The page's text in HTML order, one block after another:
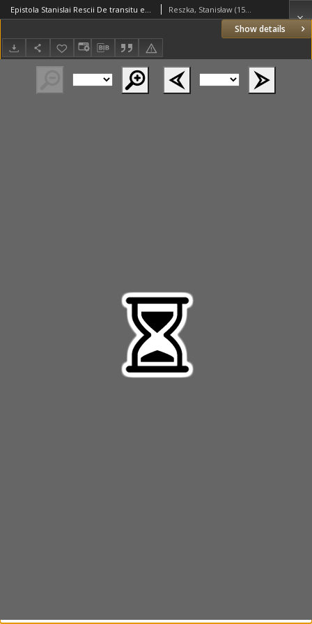
Show details
Epistola Stanislai Rescii De transitu et dormitione illustrs. et reverendis. D. Stanislai Hosii S. R. E. Cardinalis Maioris Paenitentiarj, et Episcopi Varmiensis Reszka, Stanisław (1544-1600?)